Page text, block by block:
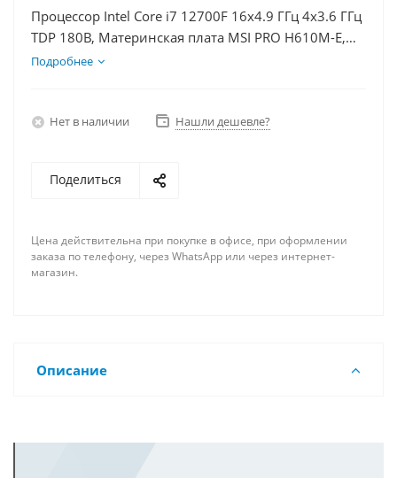
Процессор Intel Core i7 12700F 16x4.9 ГГц 4x3.6 ГГц
TDP 180В, Материнская плата MSI PRO H610M-E,
Видеокарта RTX 4060Ti 8Гб, Память DDR4 64Gb,
Подробнее
Нет в наличии Нашли дешевле?
Поделиться
Цена действительна при покупке в офисе, при оформлении
заказа по телефону, через WhatsApp или через интернет-
магазин.
Описание